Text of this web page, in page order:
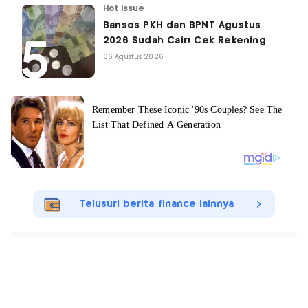
Hot Issue
Bansos PKH dan BPNT Agustus
2026 Sudah Cair! Cek Rekening
06 Agustus 2026
Telusuri berita finance lainnya